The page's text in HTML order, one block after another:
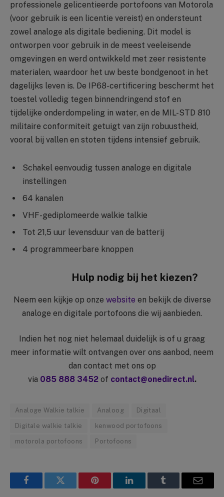
professionele gelicentieerde portofoons van Motorola
(voor gebruik is een licentie vereist) en ondersteunt
zowel analoge als digitale bediening. Dit model is
ontworpen voor gebruik in de meest veeleisende
omgevingen en werd ontwikkeld met zeer resistente
materialen, waardoor het uw beste bondgenoot in het
dagelijks leven is. De IP68-certificering beschermt het
toestel volledig tegen binnendringend stof en
tijdelijke onderdompeling in water, en de MIL-STD 810
militaire conformiteit getuigt van zijn robuustheid,
vooral bij vallen en stoten tijdens intensief gebruik.
Schakel eenvoudig tussen analoge en digitale
instellingen
64 kanalen
VHF-gediplomeerde walkie talkie
Tot 21,5 uur levensduur van de batterij
4 programmeerbare knoppen
Hulp nodig bij het kiezen?
Neem een kijkje op onze website en bekijk de diverse
analoge en digitale portofoons die wij aanbieden.
Indien het nog niet helemaal duidelijk is of u graag
meer informatie wilt ontvangen over ons aanbod, neem
dan contact met ons op
via 085 888 3452 of contact@onedirect.nl.
Analoge Walkie talkie Analoog Digitaal
Digitale walkie talkie kenwood portofoons
motorola portofoons Portofoons
FacebookTwitter Pinterest LinkedInTumblr Email